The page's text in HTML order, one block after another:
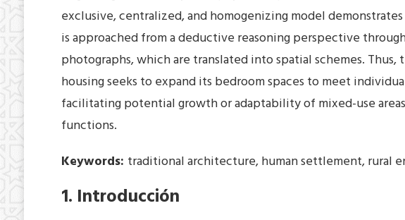
exclusive, centralized, and homogenizing model
is approached from a deductive reasoning perspective
photographs, which are translated into spatial schemes.
housing seeks to expand its bedroom spaces to meet
facilitating potential growth or adaptability of mixed-use
functions.
Keywords: traditional architecture, human settlement, rural
1. Introducción